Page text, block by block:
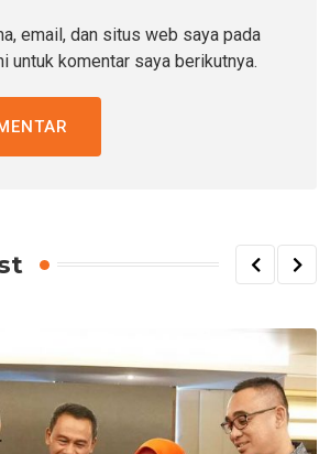
email, dan situs web saya pada
untuk komentar saya berikutnya.